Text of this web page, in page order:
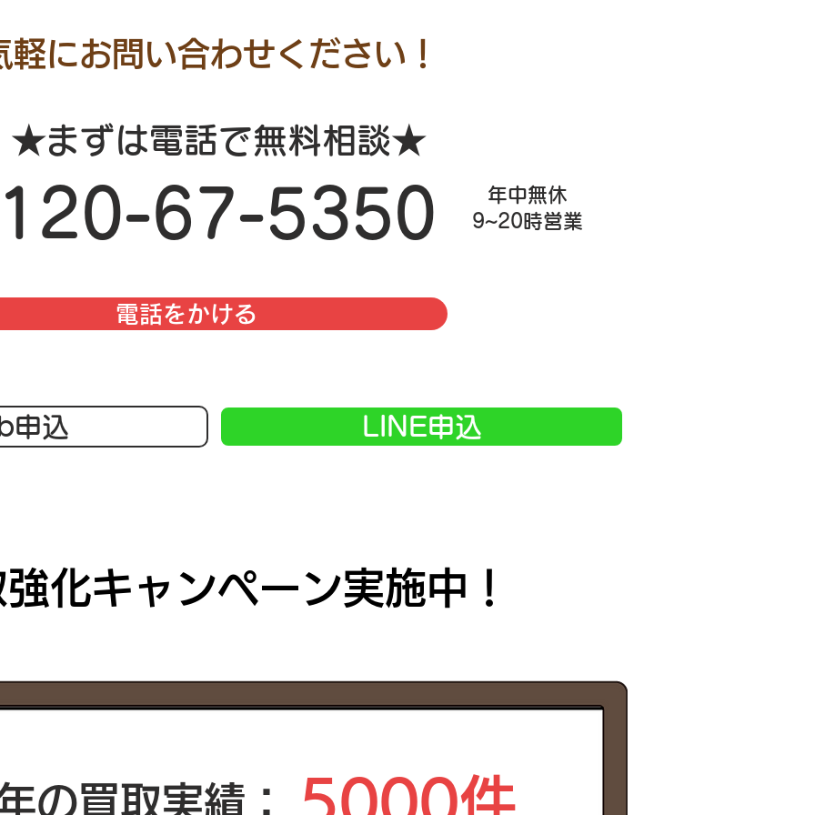
軽にお問い合わせください！
★まずは電話で無料相談★
67-5350
​年中無休
9~20時営業
電話をかける
申込 LINE申込
化キャンペーン実施中！
の買取実績： 5000件